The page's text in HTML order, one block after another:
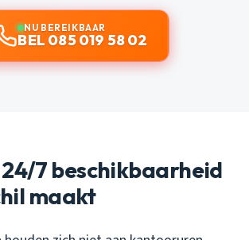
NU BEREIKBAAR
BEL 085 019 58 02
7 beschikbaarheid
maakt